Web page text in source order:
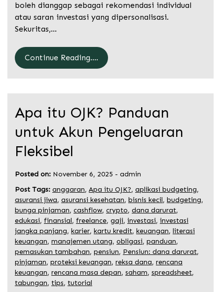
boleh dianggap sebagai rekomendasi individual
atau saran investasi yang dipersonalisasi.
Sekuritas,…
Continue Reading....
Apa itu OJK? Panduan
untuk Akun Pengeluaran
Fleksibel
Posted on: November 6, 2025 - admin
Post Tags: anggaran, Apa itu OJK?, aplikasi budgeting,
asuransi jiwa, asuransi kesehatan, bisnis kecil, budgeting,
bunga pinjaman, cashflow, crypto, dana darurat,
edukasi, finansial, freelance, gaji, investasi, investasi
jangka panjang, karier, kartu kredit, keuangan, literasi
keuangan, manajemen utang, obligasi, panduan,
pemasukan tambahan, pensiun, Pensiun: dana darurat,
pinjaman, proteksi keuangan, reksa dana, rencana
keuangan, rencana masa depan, saham, spreadsheet,
tabungan, tips, tutorial